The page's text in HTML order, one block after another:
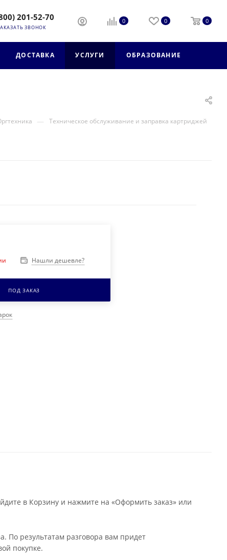
201-52-70
ЗВОНОК
0 0 0
ДОСТАВКА УСЛУГИ ОБРАЗОВАНИЕ
— Техническое обслуживание и заправка картриджей
Нашли дешевле?
ПОД ЗАКАЗ
в Корзину и нажмите на «Оформить заказ» или
По результатам разговора вам придет
покупке.